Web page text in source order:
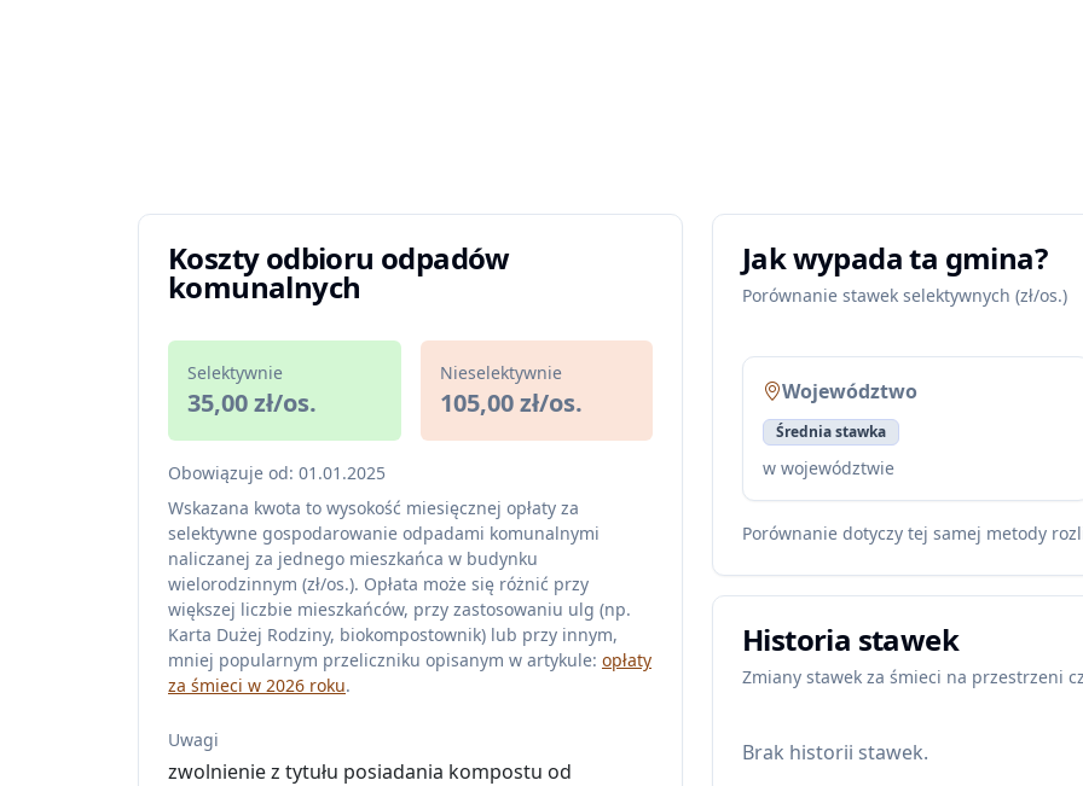
Koszty odbioru odpadów
komunalnych
Selektywnie
35,00 zł/os.
Nieselektywnie
105,00 zł/os.
Obowiązuje od: 01.01.2025
Wskazana kwota to wysokość miesięcznej opłaty za
selektywne gospodarowanie odpadami komunalnymi
naliczanej za jednego mieszkańca w budynku
wielorodzinnym (zł/os.). Opłata może się różnić przy
większej liczbie mieszkańców, przy zastosowaniu ulg (np.
Karta Dużej Rodziny, biokompostownik) lub przy innym,
mniej popularnym przeliczniku opisanym w artykule: opłaty
za śmieci w 2026 roku.
Uwagi
zwolnienie z tytułu posiadania kompostu od
Jak wypada ta gmina?
Porównanie stawek selektywnych (zł/os.)
Województwo
Średnia stawka
w województwie
Porównanie dotyczy tej samej metody
Historia stawek
Zmiany stawek za śmieci na przestrzeni
Brak historii stawek.